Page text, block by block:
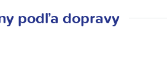
podľa dopravy